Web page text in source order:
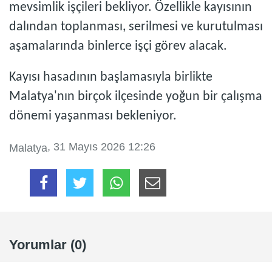
mevsimlik işçileri bekliyor. Özellikle kayısının
dalından toplanması, serilmesi ve kurutulması
aşamalarında binlerce işçi görev alacak.
Kayısı hasadının başlamasıyla birlikte
Malatya'nın birçok ilçesinde yoğun bir çalışma
dönemi yaşanması bekleniyor.
Malatya, 31 Mayıs 2026 12:26
Yorumlar (0)